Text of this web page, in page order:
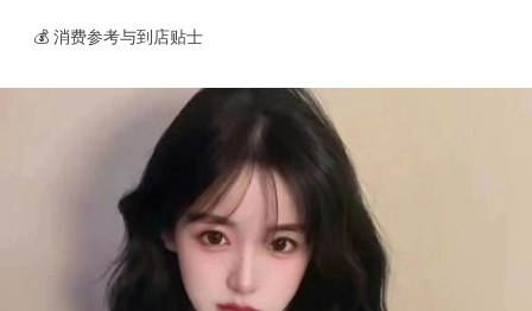
💰 消费参考与到店贴士